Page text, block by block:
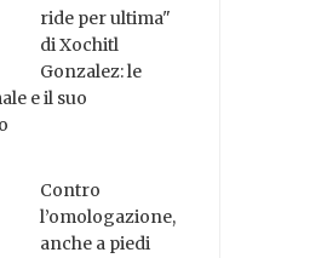
ride per ultima"
di Xochitl
Gonzalez: le
e il suo
Contro
l’omologazione,
anche a piedi